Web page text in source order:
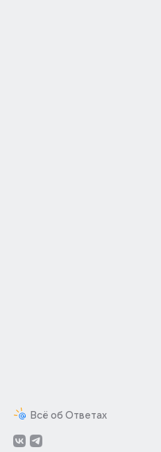
Всё об Ответах